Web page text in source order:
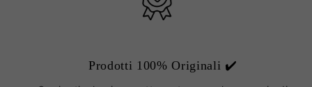
Prodotti 100% Originali ✔️